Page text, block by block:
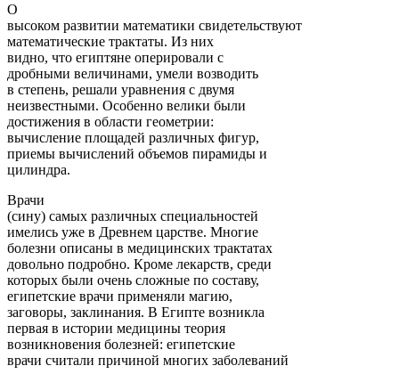
О
высоком развитии математики свидетельствуют
матема­тические трактаты. Из них
видно, что египтяне оперировали с
дробными величинами, умели возводить
в степень, решали уравнения с двумя
неизвестными. Особенно велики были
до­стижения в области геометрии:
вычисление площадей раз­личных фигур,
приемы вычислений объемов пирамиды и
ци­линдра.
Врачи
(сину) самых различных специальностей
име­лись уже в Древнем царстве. Многие
болезни описаны в медицинских трактатах
довольно подробно. Кроме лекарств, среди
которых были очень сложные по составу,
египетские врачи применяли магию,
заговоры, заклинания. В Египте возникла
первая в истории медицины теория
возникновения болезней: египетские
врачи считали причиной многих забо­леваний